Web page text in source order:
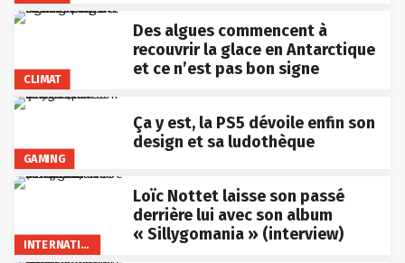
CLIMAT
Des algues commencent à
recouvrir la glace en Antarctique
et ce n’est pas bon signe
GAMING
Ça y est, la PS5 dévoile enfin son
design et sa ludothèque
Loïc Nottet laisse son passé
derrière lui avec son album
« Sillygomania » (interview)